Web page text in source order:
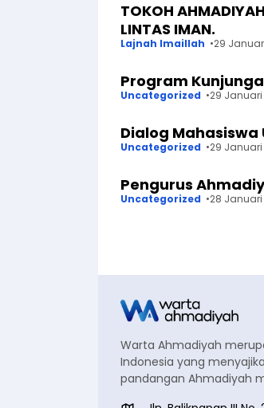
TOKOH
LINTAS IMAN.
Lajnah Imaillah 29
Program
Uncategorized 29 Januari
Dialog Mahasiswa
Uncategorized 29 Januari
Pengurus
Uncategorized 28 Januari
Warta Ahmadiyah
Indonesia yang
pandangan Ahmadiyah